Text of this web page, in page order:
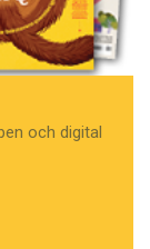
och digital